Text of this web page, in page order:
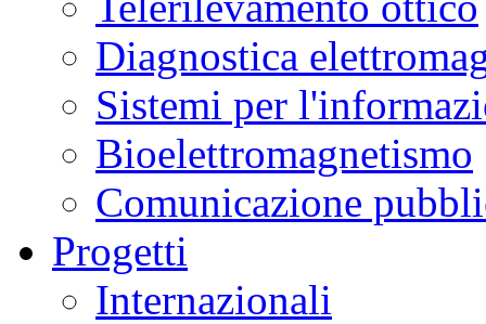
Diagnostica
Sistemi per
Bioelettromagnetismo
Comunicazione
Progetti
Internazionali